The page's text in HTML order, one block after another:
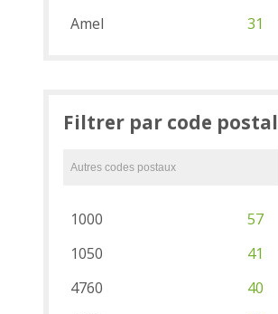
Amel
31
Filtrer par code postal
1000
57
1050
41
4760
40